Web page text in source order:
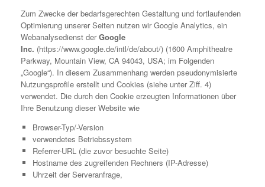
Zum Zwecke der bedarfsgerechten Gestaltung und fortlaufenden
Optimierung unserer Seiten nutzen wir Google Analytics, ein
Webanalysedienst derGoogle
Inc. (https://www.google.de/intl/de/about/) (1600 Amphitheatre
Parkway, Mountain View, CA 94043, USA; im Folgenden
„Google“). In diesem Zusammenhang werden pseudonymisierte
Nutzungsprofile erstellt und Cookies (siehe unter Ziff. 4)
verwendet. Die durch den Cookie erzeugten Informationen über
Ihre Benutzung dieser Website wie
Browser-Typ/-Version
verwendetes Betriebssystem
Referrer-URL (die zuvor besuchte Seite)
Hostname des zugreifenden Rechners (IP-Adresse)
Uhrzeit der Serveranfrage,